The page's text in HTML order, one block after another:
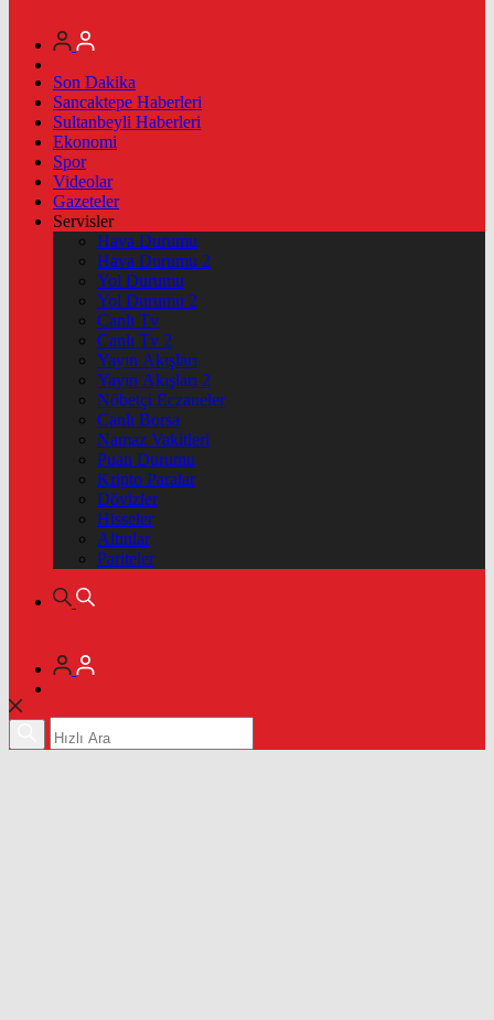
Son Dakika
Sancaktepe Haberleri
Sultanbeyli Haberleri
Ekonomi
Spor
Videolar
Gazeteler
Servisler
Hava Durumu
Hava Durumu 2
Yol Durumu
Yol Durumu 2
Canlı Tv
Canlı Tv 2
Yayın Akışları
Yayın Akışları 2
Nöbetçi Eczaneler
Canlı Borsa
Namaz Vakitleri
Puan Durumu
Kripto Paralar
Dövizler
Hisseler
Altınlar
Pariteler